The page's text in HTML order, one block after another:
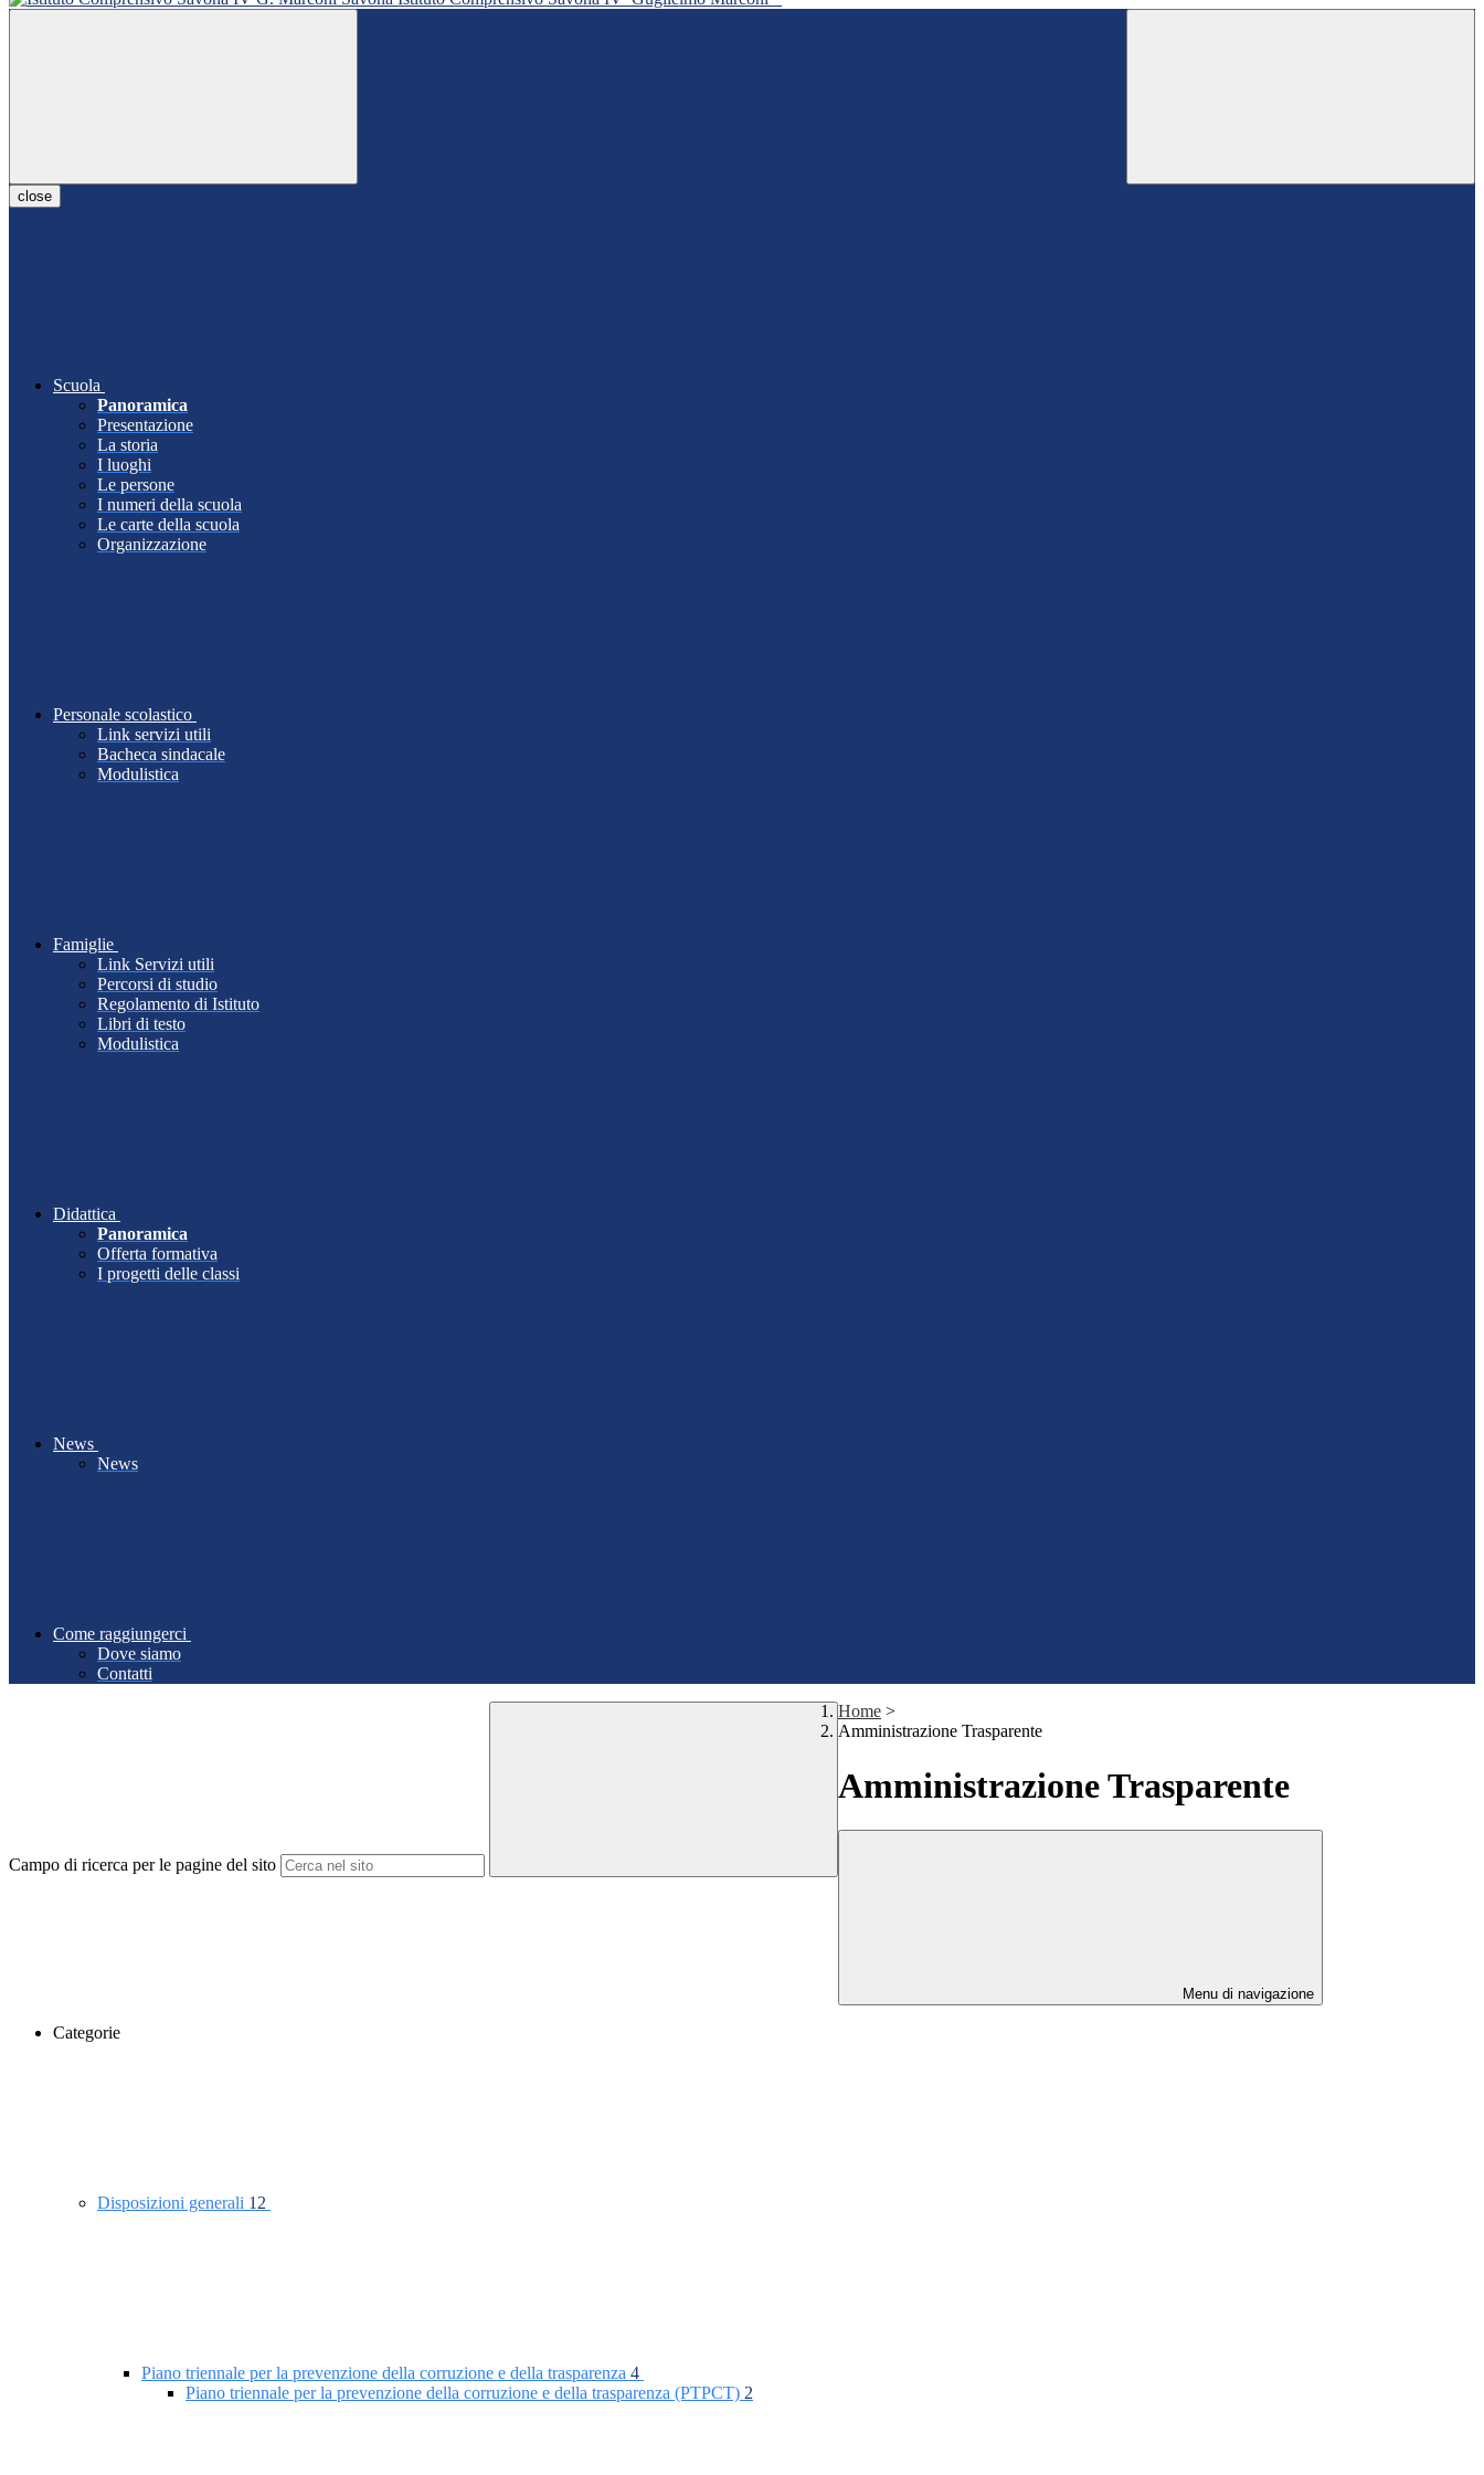
close
Scuola
Panoramica
Presentazione
La storia
I luoghi
Le persone
I numeri della scuola
Le carte della scuola
Organizzazione
Personale scolastico
Link servizi utili
Bacheca sindacale
Modulistica
Famiglie
Link Servizi utili
Percorsi di studio
Regolamento di Istituto
Libri di testo
Modulistica
Didattica
Panoramica
Offerta formativa
I progetti delle classi
News
News
Come raggiungerci
Dove siamo
Contatti
Campo di ricerca per le pagine del sito
Home >
Amministrazione Trasparente
Amministrazione Trasparente
Menu di navigazione
Categorie
Disposizioni generali 12
Piano triennale per la prevenzione della corruzione e della trasparenza 4
Piano triennale per la prevenzione della corruzione e della trasparenza (PTPCT) 2